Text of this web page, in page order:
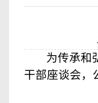
为传承和
干部座谈会，